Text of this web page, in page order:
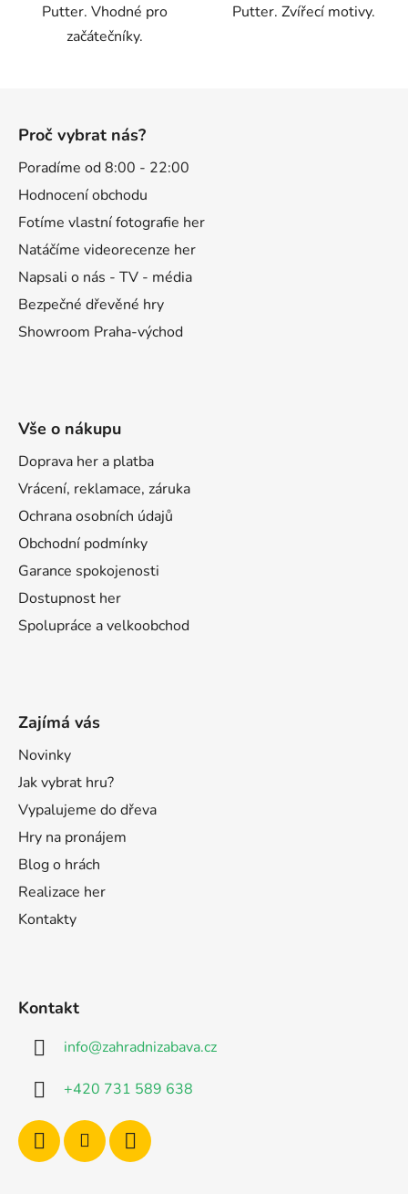
Putter. Vhodné pro
začátečníky.
Putter. Zvířecí motivy.
Proč vybrat nás?
Poradíme od 8:00 - 22:00
Hodnocení obchodu
Fotíme vlastní fotografie her
Natáčíme videorecenze her
Napsali o nás - TV - média
Bezpečné dřevěné hry
Showroom Praha-východ
Vše o nákupu
Doprava her a platba
Vrácení, reklamace, záruka
Ochrana osobních údajů
Obchodní podmínky
Garance spokojenosti
Dostupnost her
Spolupráce a velkoobchod
Zajímá vás
Novinky
Jak vybrat hru?
Vypalujeme do dřeva
Hry na pronájem
Blog o hrách
Realizace her
Kontakty
Kontakt
info@zahradnizabava.cz
+420 731 589 638